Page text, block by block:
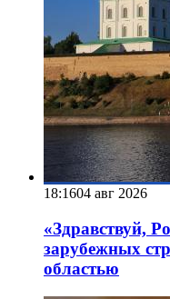
18:1604 авг 2026
«Здравствуй,
зарубежных
областью